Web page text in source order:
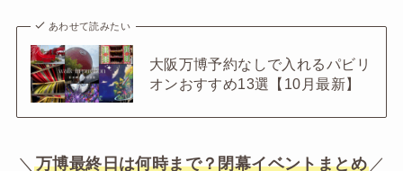
あわせて読みたい
大阪万博予約なしで入れるパビリ
オンおすすめ13選【10月最新】
＼ 万博最終日は何時まで？閉幕イベントまとめ ／